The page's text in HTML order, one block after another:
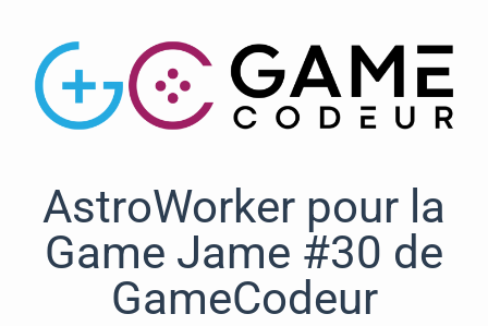
AstroWorker pour la
Game Jame #30 de
GameCodeur